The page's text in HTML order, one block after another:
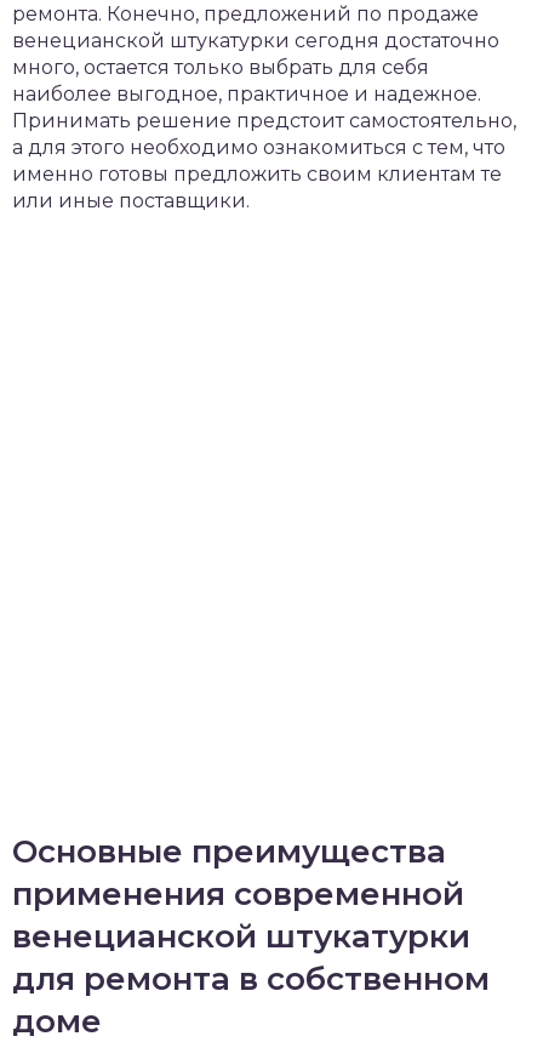
ремонта. Конечно, предложений по продаже
венецианской штукатурки сегодня достаточно
много, остается только выбрать для себя
наиболее выгодное, практичное и надежное.
Принимать решение предстоит самостоятельно,
а для этого необходимо ознакомиться с тем, что
именно готовы предложить своим клиентам те
или иные поставщики.
Основные преимущества
применения современной
венецианской штукатурки
для ремонта в собственном
доме